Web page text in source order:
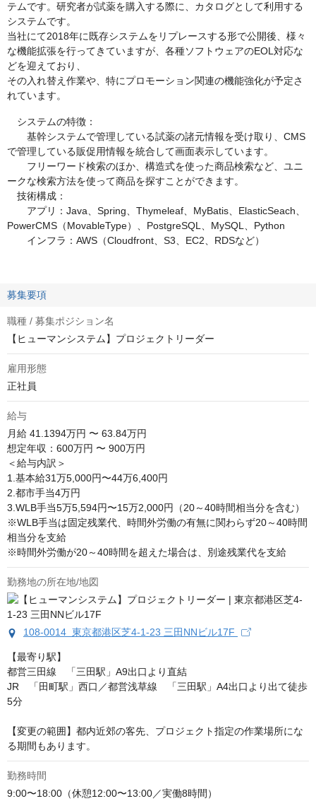
テムです。研究者が試薬を購入する際に、カタログとして利用する
システムです。
当社にて2018年に既存システムをリプレースする形で公開後、様々
な機能拡張を行ってきていますが、各種ソフトウェアのEOL対応な
どを迎えており、
その入れ替え作業や、特にプロモーション関連の機能強化が予定さ
れています。
システムの特徴：
基幹システムで管理している試薬の諸元情報を受け取り、CMS
で管理している販促用情報を統合して画面表示しています。
フリーワード検索のほか、構造式を使った商品検索など、ユニ
ークな検索方法を使って商品を探すことができます。
技術構成：
アプリ：Java、Spring、Thymeleaf、MyBatis、ElasticSeach、
PowerCMS（MovableType）、PostgreSQL、MySQL、Python
インフラ：AWS（Cloudfront、S3、EC2、RDSなど）
募集要項
職種 / 募集ポジション名
【ヒューマンシステム】プロジェクトリーダー
雇用形態
正社員
給与
月給 41.1394万円 〜 63.84万円
想定年収：600万円 〜 900万円
＜給与内訳＞
1.基本給31万5,000円〜44万6,400円
2.都市手当4万円
3.WLB手当5万5,594円〜15万2,000円（20～40時間相当分を含む）
※WLB手当は固定残業代、時間外労働の有無に関わらず20～40時間
相当分を支給
※時間外労働が20～40時間を超えた場合は、別途残業代を支給
勤務地の所在地/地図
108-0014 東京都港区芝4-1-23 三田NNビル17F
【最寄り駅】
都営三田線　「三田駅」A9出口より直結
JR　「田町駅」西口／都営浅草線　「三田駅」A4出口より出て徒歩
5分
【変更の範囲】都内近郊の客先、プロジェクト指定の作業場所にな
る期間もあります。
勤務時間
9:00〜18:00（休憩12:00〜13:00／実働8時間）